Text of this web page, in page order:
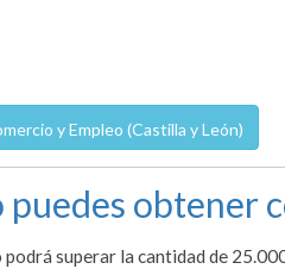
y Empleo (Castilla y León)
obtener
podrá superar la cantidad de